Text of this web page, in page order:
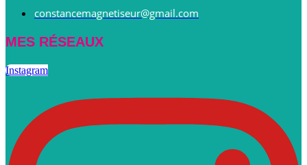
constancemagnetiseur@gmail.com
MES RÉSEAUX
Instagram